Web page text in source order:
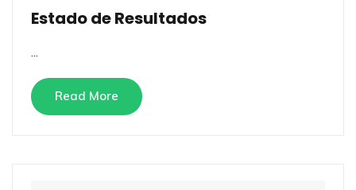
Estado de Resultados
...
Read More